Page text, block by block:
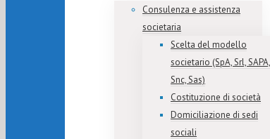
Consulenza e assistenza
societaria
Scelta del modello
societario (SpA, Srl, SAPA,
Snc, Sas)
Costituzione di società
Domiciliazione di sedi
sociali